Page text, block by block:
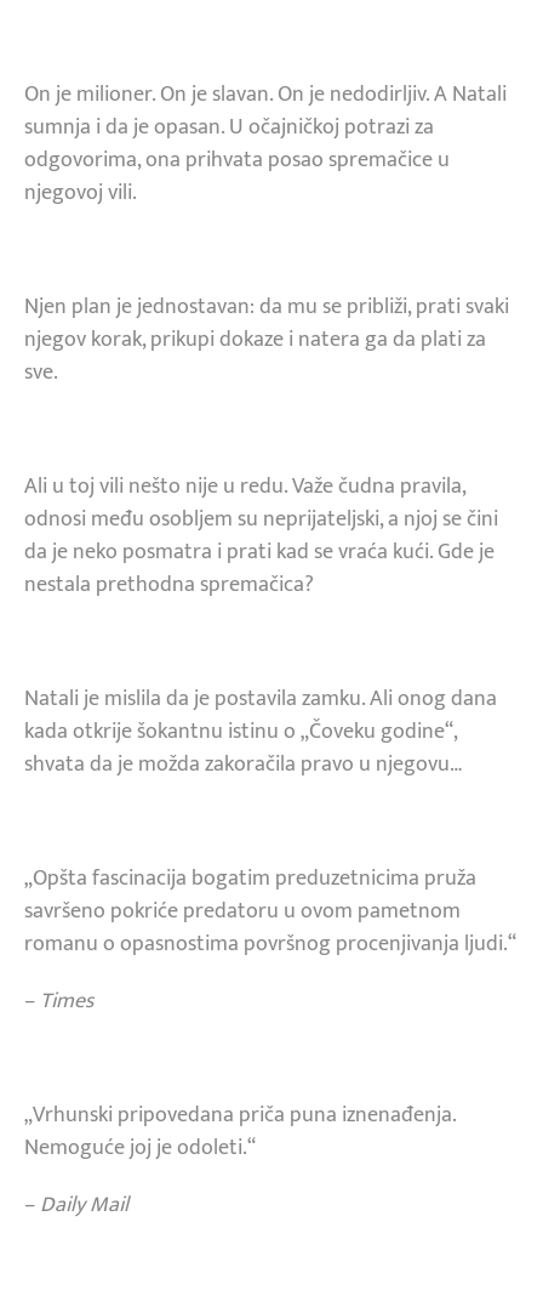
On je milioner. On je slavan. On je nedodirljiv. A Natali
sumnja i da je opasan. U očajničkoj potrazi za
odgovorima, ona prihvata posao spremačice u
njegovoj vili.
Njen plan je jednostavan: da mu se približi, prati svaki
njegov korak, prikupi dokaze i natera ga da plati za
sve.
Ali u toj vili nešto nije u redu. Važe čudna pravila,
odnosi među osobljem su neprijateljski, a njoj se čini
da je neko posmatra i prati kad se vraća kući. Gde je
nestala prethodna spremačica?
Natali je mislila da je postavila zamku. Ali onog dana
kada otkrije šokantnu istinu o „Čoveku godine“,
shvata da je možda zakoračila pravo u njegovu…
„Opšta fascinacija bogatim preduzetnicima pruža
savršeno pokriće predatoru u ovom pametnom
romanu o opasnostima površnog procenjivanja ljudi.“
– Times
„Vrhunski pripovedana priča puna iznenađenja.
Nemoguće joj je odoleti.“
–Daily Mail